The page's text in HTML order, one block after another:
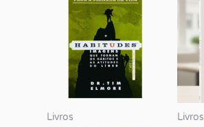
Livros Livros